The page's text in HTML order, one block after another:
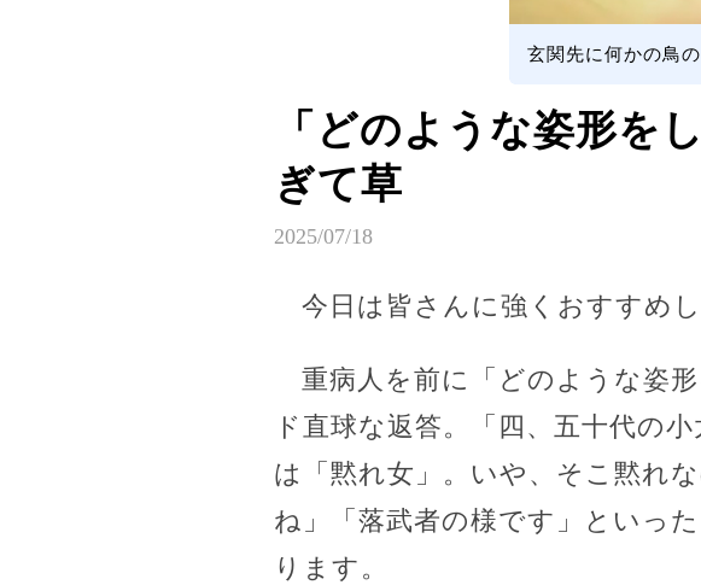
玄関先に何かの鳥
「どのような姿形を
ぎて草
2025/07/18
今日は皆さんに強くおすすめし
重病人を前に「どのような姿
ド直球な返答。「四、五十代の
は「黙れ女」。いや、そこ黙れ
ね」「落武者の様です」といっ
ります。